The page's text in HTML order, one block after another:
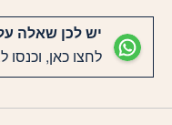
יש לכן שאלה
לחצו כאן,